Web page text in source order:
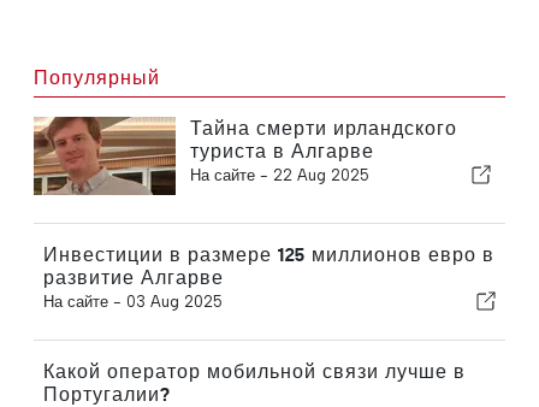
Популярный
Тайна смерти ирландского
туриста в Алгарве
На сайте - 22 Aug 2025
Инвестиции в размере 125 миллионов евро в
развитие Алгарве
На сайте - 03 Aug 2025
Какой оператор мобильной связи лучше в
Португалии?